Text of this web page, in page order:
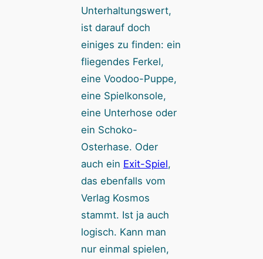
Unterhaltungswert,
ist darauf doch
einiges zu finden: ein
fliegendes Ferkel,
eine Voodoo-Puppe,
eine Spielkonsole,
eine Unterhose oder
ein Schoko-
Osterhase. Oder
auch ein Exit-Spiel,
das ebenfalls vom
Verlag Kosmos
stammt. Ist ja auch
logisch. Kann man
nur einmal spielen,